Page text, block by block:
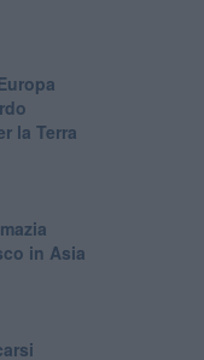
la Terra
in Asia